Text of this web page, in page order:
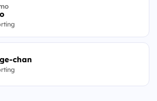
chan